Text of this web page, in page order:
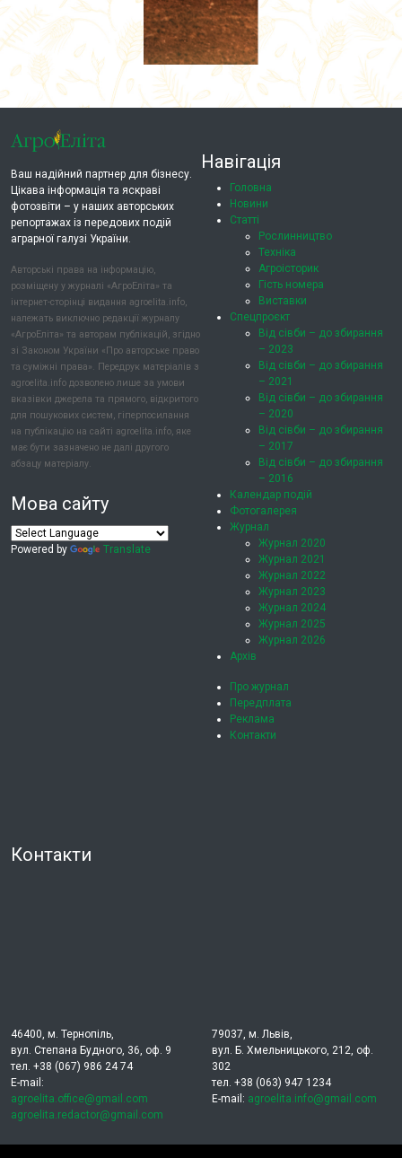
Ваш надійний партнер для бізнесу.
Цікава інформація та яскраві
фотозвіти – у наших авторських
репортажах із передових подій
аграрної галузі України.
Авторські права на інформацію,
розміщену у журналі «АгроЕліта» та
інтернет-сторінці видання agroelita.info,
належать виключно редакції журналу
«АгроЕліта» та авторам публікацій, згідно
зі Законом України «Про авторське право
та суміжні права». Передрук матеріалів з
agroelita.info дозволено лише за умови
вказівки джерела та прямого, відкритого
для пошукових систем, гіперпосилання
на публікацію на сайті agroelita.info, яке
має бути зазначено не далі другого
абзацу матеріалу.
Мова сайту
Powered by Translate
Навігація
Головна
Новини
Статті
Рослинництво
Техніка
Агроісторик
Гість номера
Виставки
Спецпроєкт
Від сівби – до збирання
– 2023
Від сівби – до збирання
– 2021
Від сівби – до збирання
– 2020
Від сівби – до збирання
– 2017
Від сівби – до збирання
– 2016
Календар подій
Фотогалерея
Журнал
Журнал 2020
Журнал 2021
Журнал 2022
Журнал 2023
Журнал 2024
Журнал 2025
Журнал 2026
Архів
Про журнал
Передплата
Реклама
Контакти
Контакти
46400, м. Тернопіль,
вул. Степана Будного, 36, оф. 9
тел. +38 (067) 986 24 74
E-mail:
agroelita.office@gmail.com
agroelita.redactor@gmail.com
79037, м. Львів,
вул. Б. Хмельницького, 212, оф.
302
тел. +38 (063) 947 1234
E-mail: agroelita.info@gmail.com